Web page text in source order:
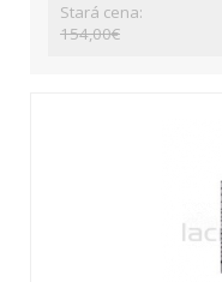
Stará cena:
154,00€